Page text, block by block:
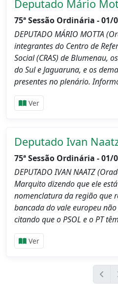
Deputado Mário
75ª Sessão Ordinária - 01/
DEPUTADO MÁRIO MOTTA
integrantes do Centro de
Social (CRAS) de Blumenau,
do Sul e Jaguaruna, e os
presentes no plenário.
Ver
Deputado Ivan
75ª Sessão Ordinária - 01/
DEPUTADO IVAN NAATZ
Marquito dizendo que ele
nomenclatura da região que
bancada do vale europeu
citando que o PSOL e o PT
Ver